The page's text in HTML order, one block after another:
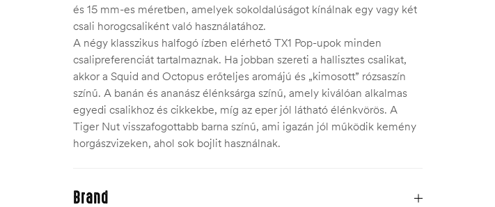
és 15 mm-es méretben, amelyek sokoldalúságot kínálnak egy vagy két
csali horogcsaliként való használatához.
A négy klasszikus halfogó ízben elérhető TX1 Pop-upok minden
csalipreferenciát tartalmaznak. Ha jobban szereti a hallisztes csalikat,
akkor a Squid and Octopus erőteljes aromájú és „kimosott” rózsaszín
színű. A banán és ananász élénksárga színű, amely kiválóan alkalmas
egyedi csalikhoz és cikkekbe, míg az eper jól látható élénkvörös. A
Tiger Nut visszafogottabb barna színű, ami igazán jól működik kemény
horgászvizeken, ahol sok bojlit használnak.
Brand